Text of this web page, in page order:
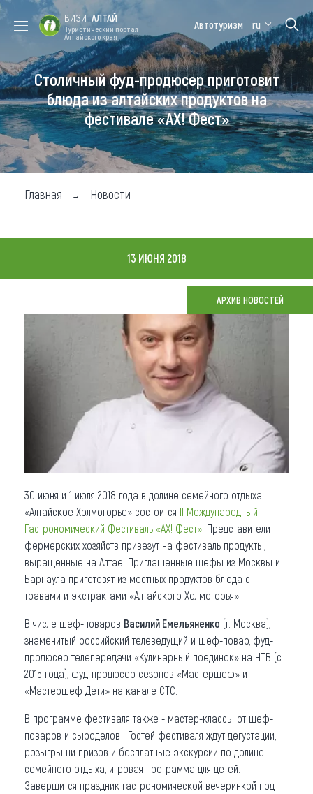
Форум VISIT
ALTAI
Цветение
маральника
Медицинский
форум
Алтайская
зимовка
Туры
Где побывать
Чем заняться
Карта
Что привезти (сувениры)
Коллекция впечатлений
Другие рубрики
ВИЗИТАЛТАЙ
Туристический портал
Алтайского края
Автотуризм ru
Столичный фуд-продюсер приготовит
блюда из алтайских продуктов на
фестивале «АХ! Фест»
Главная Новости
13 ИЮНЯ 2018
АРХИВ НОВОСТЕЙ
30 июня и 1 июля 2018 года в долине семейного отдыха
«Алтайское Холмогорье» состоится II Международный
Гастрономический Фестиваль «АХ! Фест». Представители
фермерских хозяйств привезут на фестиваль продукты,
выращенные на Алтае. Приглашенные шефы из Москвы и
Барнаула приготовят из местных продуктов блюда с
травами и экстрактами «Алтайского Холмогорья».
В числе шеф-поваров Василий Емельяненко (г. Москва),
знаменитый российский телеведущий и шеф-повар, фуд-
продюсер телепередачи «Кулинарный поединок» на НТВ (с
2015 года), фуд-продюсер сезонов «Мастершеф» и
«Мастершеф Дети» на канале СТС.
В программе фестиваля также - мастер-классы от шеф-
поваров и сыроделов . Гостей фестиваля ждут дегустации,
розыгрыши призов и бесплатные экскурсии по долине
семейного отдыха, игровая программа для детей.
Завершится праздник гастрономической вечеринкой под